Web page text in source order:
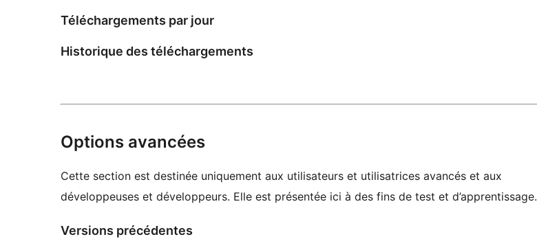
Téléchargements par jour
Historique des téléchargements
Options avancées
Cette section est destinée uniquement aux utilisateurs et utilisatrices avancés et aux
développeuses et développeurs. Elle est présentée ici à des fins de test et d’apprentissage.
Versions précédentes